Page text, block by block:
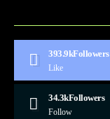
393.9kFollowers
Like
34.3kFollowers
Follow